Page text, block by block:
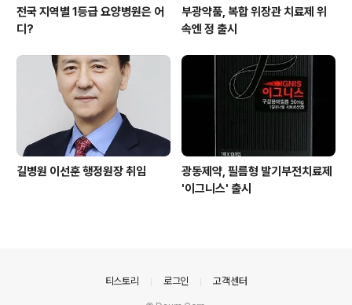
전국 지역별 1등급 요양병원은 어
디?
부광약품, 복합 위장관 치료제 위
속엔 정 출시
길병원 이선훈 행정원장 취임
광동제약, 필름형 발기부전치료제
'이그니스' 출시
티스토리 로그인 고객센터